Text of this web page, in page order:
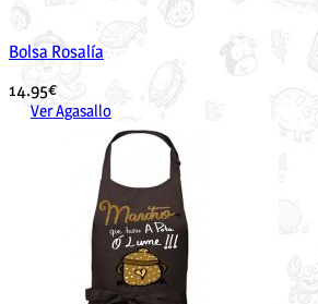
Bolsa Rosalía
14.95€
Ver Agasallo